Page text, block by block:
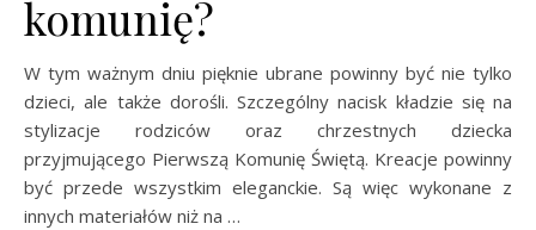
komunię?
W tym ważnym dniu pięknie ubrane powinny być nie tylko
dzieci, ale także dorośli. Szczególny nacisk kładzie się na
stylizacje rodziców oraz chrzestnych dziecka
przyjmującego Pierwszą Komunię Świętą. Kreacje powinny
być przede wszystkim eleganckie. Są więc wykonane z
innych materiałów niż na …